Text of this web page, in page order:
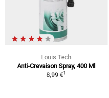
Louis Tech
Anti-Crevaison Spray, 400 Ml
8,99 €1